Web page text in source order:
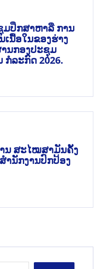
ມປຶກສາຫາລື ການ
ນື້ອໃນຂອງຮ່າງ
ນກອງປະຊຸມ
ກໍລະກົດ 2026.
ນ ສະໄໝສາມັນຄັ້ງ
ຳນັກງານປົກປ້ອງ